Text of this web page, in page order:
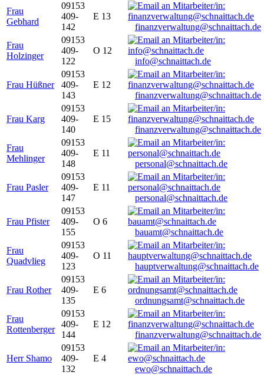
Frau
Gebhard
09153
409-
142
E 13
finanzverwaltung@schnaittach.de
Frau
Holzinger
09153
409-
122
O 12
info@schnaittach.de
Frau Hüßner
09153
409-
143
E 12
finanzverwaltung@schnaittach.de
Frau Karg
09153
409-
140
E 15
finanzverwaltung@schnaittach.de
Frau
Mehlinger
09153
409-
148
E 11
personal@schnaittach.de
Frau Pasler
09153
409-
147
E 11
personal@schnaittach.de
Frau Pfister
09153
409-
155
O 6
bauamt@schnaittach.de
Frau
Quadvlieg
09153
409-
123
O 11
hauptverwaltung@schnaittach.de
Frau Rother
09153
409-
135
E 6
ordnungsamt@schnaittach.de
Frau
Rottenberger
09153
409-
144
E 12
finanzverwaltung@schnaittach.de
Herr Shamo
09153
409-
132
E 4
ewo@schnaittach.de